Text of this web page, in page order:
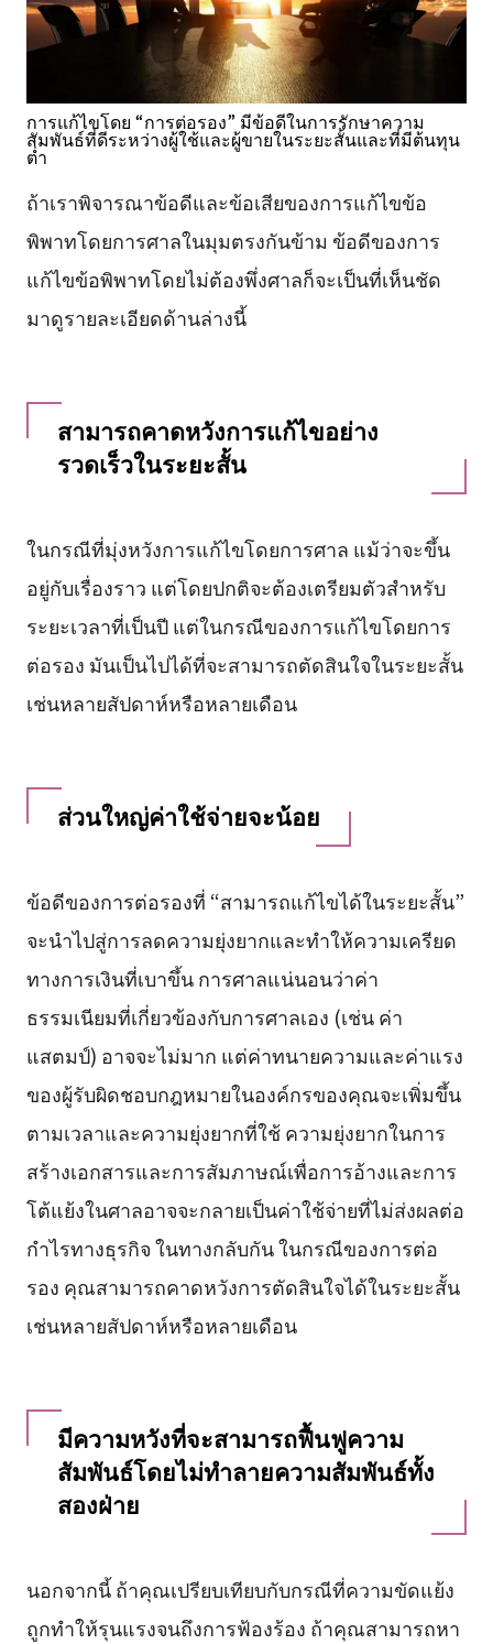
การแก้ไขโดย “การต่อรอง” มีข้อดีในการรักษาความ
สัมพันธ์ที่ดีระหว่างผู้ใช้และผู้ขายในระยะสั้นและที่มีต้นทุน
ต่ำ
ถ้าเราพิจารณาข้อดีและข้อเสียของการแก้ไขข้อ
พิพาทโดยการศาลในมุมตรงกันข้าม ข้อดีของการ
แก้ไขข้อพิพาทโดยไม่ต้องพึ่งศาลก็จะเป็นที่เห็นชัด
มาดูรายละเอียดด้านล่างนี้
สามารถคาดหวังการแก้ไขอย่าง
รวดเร็วในระยะสั้น
ในกรณีที่มุ่งหวังการแก้ไขโดยการศาล แม้ว่าจะขึ้น
อยู่กับเรื่องราว แต่โดยปกติจะต้องเตรียมตัวสำหรับ
ระยะเวลาที่เป็นปี แต่ในกรณีของการแก้ไขโดยการ
ต่อรอง มันเป็นไปได้ที่จะสามารถตัดสินใจในระยะสั้น
เช่นหลายสัปดาห์หรือหลายเดือน
ส่วนใหญ่ค่าใช้จ่ายจะน้อย
ข้อดีของการต่อรองที่ “สามารถแก้ไขได้ในระยะสั้น”
จะนำไปสู่การลดความยุ่งยากและทำให้ความเครียด
ทางการเงินที่เบาขึ้น การศาลแน่นอนว่าค่า
ธรรมเนียมที่เกี่ยวข้องกับการศาลเอง (เช่น ค่า
แสตมป์) อาจจะไม่มาก แต่ค่าทนายความและค่าแรง
ของผู้รับผิดชอบกฎหมายในองค์กรของคุณจะเพิ่มขึ้น
ตามเวลาและความยุ่งยากที่ใช้ ความยุ่งยากในการ
สร้างเอกสารและการสัมภาษณ์เพื่อการอ้างและการ
โต้แย้งในศาลอาจจะกลายเป็นค่าใช้จ่ายที่ไม่ส่งผลต่อ
กำไรทางธุรกิจ ในทางกลับกัน ในกรณีของการต่อ
รอง คุณสามารถคาดหวังการตัดสินใจได้ในระยะสั้น
เช่นหลายสัปดาห์หรือหลายเดือน
มีความหวังที่จะสามารถฟื้นฟูความ
สัมพันธ์โดยไม่ทำลายความสัมพันธ์ทั้ง
สองฝ่าย
นอกจากนี้ ถ้าคุณเปรียบเทียบกับกรณีที่ความขัดแย้ง
ถูกทำให้รุนแรงจนถึงการฟ้องร้อง ถ้าคุณสามารถหา